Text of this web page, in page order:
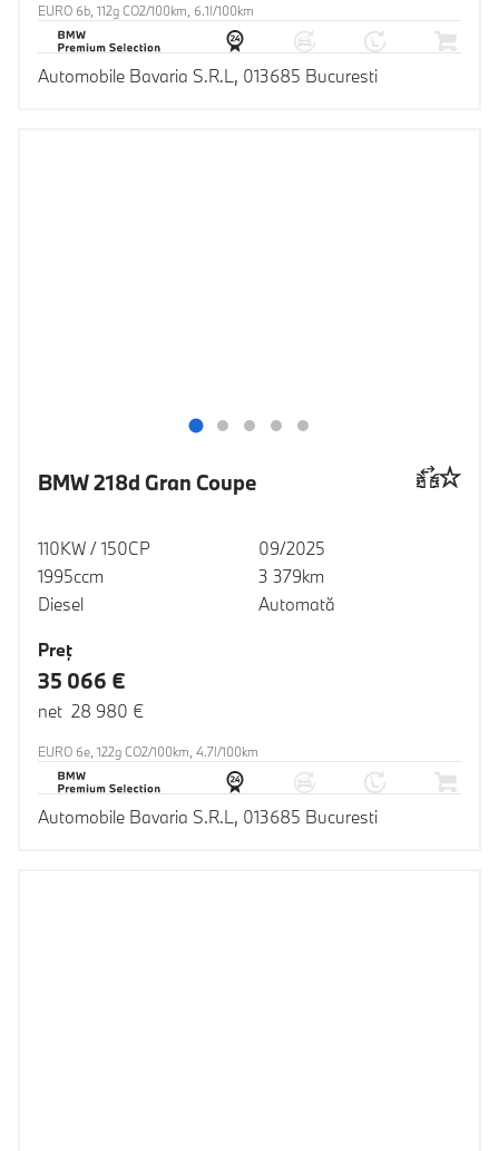
EURO 6b, 112g CO2/100km, 6.1l/100km
Automobile Bavaria S.R.L, 013685 Bucuresti
BMW 218d Gran Coupe
110KW / 150CP
1995ccm
Diesel
09/2025
3 379km
Automată
Preţ
35 066 €
net 28 980 €
EURO 6e, 122g CO2/100km, 4.7l/100km
Automobile Bavaria S.R.L, 013685 Bucuresti